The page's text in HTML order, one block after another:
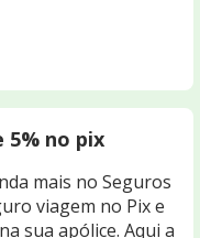
5% no pix
mais no Seguros
viagem no Pix e
sua apólice. Aqui a